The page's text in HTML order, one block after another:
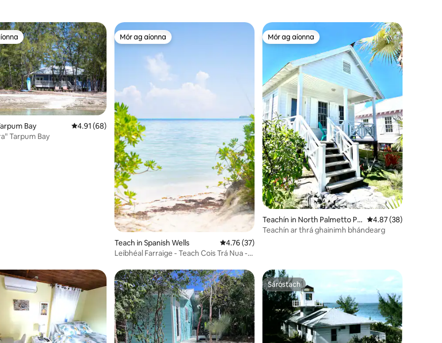
léirmheas
Bay Meánrátáil 4.91 as 5, 68 léirmheas
4.91 (68)
Tarpum Bay
Mór ag aíonna
Mór ag aíonna
Teach in Spanish Wells Meánrátáil 4.76 as 5, 37 léirmheas
4.76 (37)
Leibhéal Farraige - Teach Cois Trá Nua -
Mór ag aíonna
Mór ag aíonna
Teachín in North Palmetto Poi
nt
Meánrátáil 4.87 as 5,
4.87 (38)
Teachín ar thrá ghainimh bhándearg
Sáróstach
Sáróstach